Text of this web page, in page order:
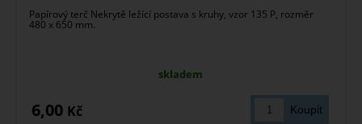
Papírový terč Nekrytě ležící postava s kruhy, vzor 135 P, rozměr
480 x 650 mm.
skladem
6,00 Kč